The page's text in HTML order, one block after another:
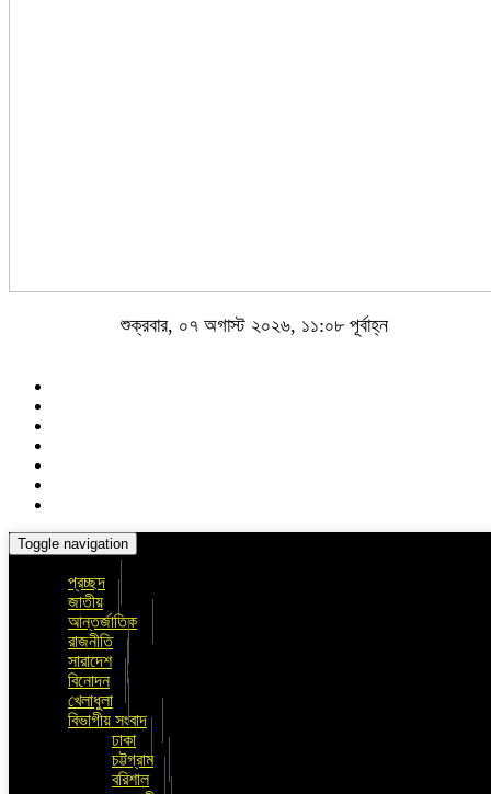
শুক্রবার, ০৭ অগাস্ট ২০২৬, ১১:০৮ পূর্বাহ্ন
Toggle navigation
প্রচ্ছদ
জাতীয়
আন্তর্জাতিক
রাজনীতি
সারাদেশ
বিনোদন
খেলাধুলা
বিভাগীয় সংবাদ
ঢাকা
চট্টগ্রাম
বরিশাল